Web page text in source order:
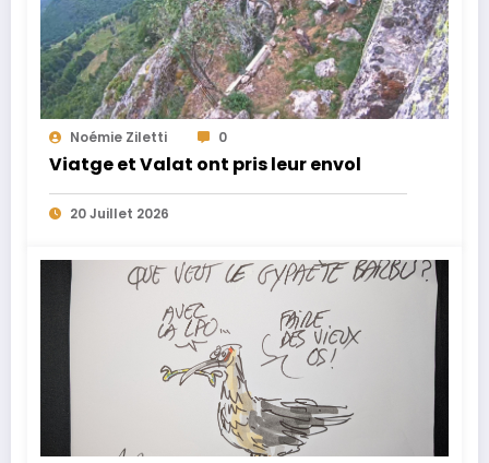
Noémie Ziletti 0
Viatge et Valat ont pris leur envol
20 Juillet 2026